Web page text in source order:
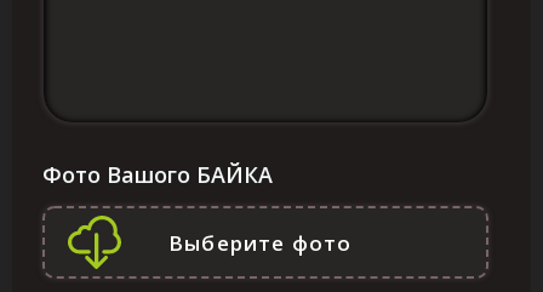
Фото Вашого БАЙКА